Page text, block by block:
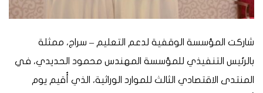
شاركت المؤسسة الوقفية لدعم التعليم – سراج، ممثلة
بالرئيس التنفيذي للمؤسسة المهندس محمود الحديدي، في
المنتدى الاقتصادي الثالث للموارد الوراثية، الذي أُقيم يوم